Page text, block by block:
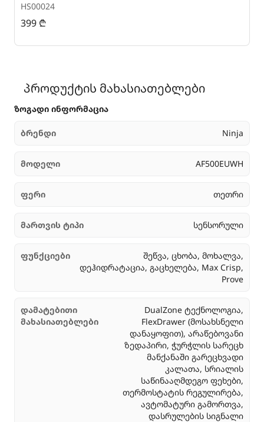
HS00024
399 ₾
პროდუქტის მახასიათებლები
ზოგადი ინფორმაცია
ბრენდი Ninja
მოდელი AF500EUWH
ფერი თეთრი
მართვის ტიპი სენსორული
ფუნქციები
შეწვა, ცხობა, მოხალვა,
დეჰიდრატაცია, გაცხელება, Max Crisp,
Prove
დამატებითი
მახასიათებლები
DualZone ტექნოლოგია,
FlexDrawer (მოსახსნელი
დანაყოფით), არაწებოვანი
ზედაპირი, ჭურჭლის სარეცხ
მანქანაში გარეცხვადი
კალათა, სრიალის
საწინააღმდეგო ფეხები,
თერმოსტატის რეგულირება,
ავტომატური გამორთვა,
დასრულების სიგნალი